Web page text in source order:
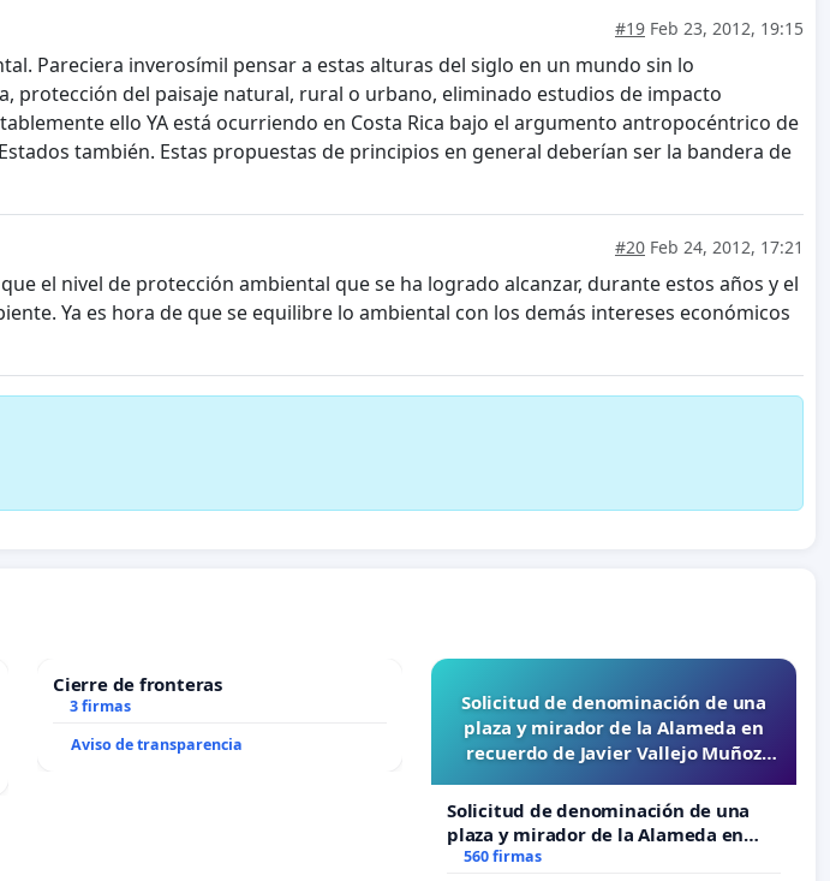
#19 Feb 23, 2012, 19:15
Pareciera inverosímil pensar a estas alturas del siglo en un mundo sin lo
protección del paisaje natural, rural o urbano, eliminado estudios de impacto
ello YA está ocurriendo en Costa Rica bajo el argumento antropocéntrico de
también. Estas propuestas de principios en general deberían ser la bandera de
#20 Feb 24, 2012, 17:21
el nivel de protección ambiental que se ha logrado alcanzar, durante estos años y el
Ya es hora de que se equilibre lo ambiental con los demás intereses económicos
Cierre de fronteras
3 firmas
Aviso de transparencia
Solicitud de denominación de una
plaza y mirador de la Alameda en
recuerdo de Javier Vallejo Muñoz
Solicitud de denominación de una
plaza y mirador de la Alameda en
recuerdo de Javier Vallejo Muñoz
560 firmas